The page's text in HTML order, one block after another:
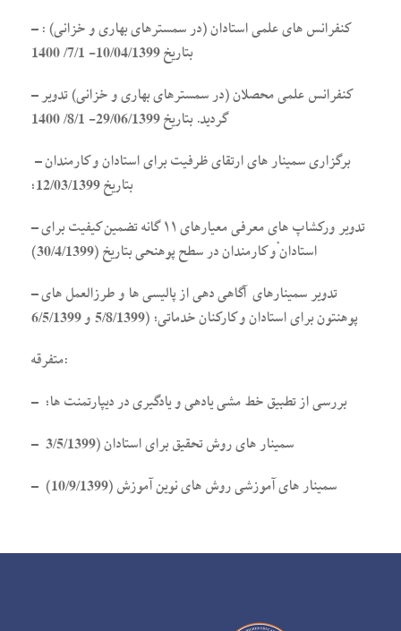
– کنفرانس های علمی استادان (در سمسترهای بهاری و خزانی) :
بتاریخ 10/04/1399- 7/1/ 1400
– کنفرانس علمی محصلان (در سمسترهای بهاری و خزانی) تدویر
گردید. بتاریخ 29/06/1399- 8/1/ 1400
– برگزاری سمینار های ارتقای ظرفیت برای استادان و کارمندان
– تدویر ورکشاپ های معرفی معیارهای ۱۱ گانه تضمین کیفیت برای
– تدویر سمینارهای آگاهی دهی از پالیسی ها و طرزالعمل های
پوهنتون برای استادان و کارکنان خدماتی؛ (5/8/1399 و 6/5/1399
متفرقه:
– بررسی از تطبیق خط مشی یادهی و یادگیری در دیپارتمنت ها؛
– سمینار های روش تحقیق برای استادان (3/5/1399
– سمینار های آموزشی روش های نوین آموزش (10/9/1399)